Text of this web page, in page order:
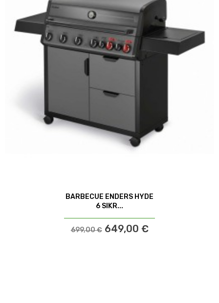
BARBECUE ENDERS HYDE
6 SIKR...
699,00 € 649,00 €